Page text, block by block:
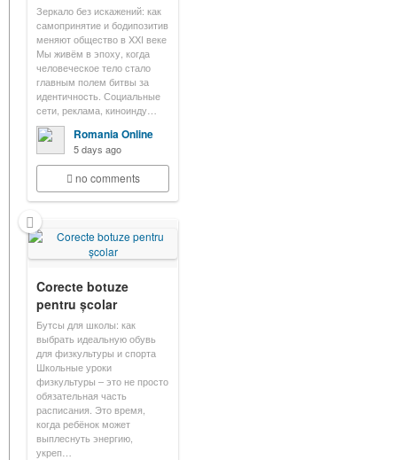
Зеркало без искажений: как
самопринятие и бодипозитив
меняют общество в XXI веке
Мы живём в эпоху, когда
человеческое тело стало
главным полем битвы за
идентичность. Социальные
сети, реклама, киноинду…
Romania Online
5 days ago
no comments
Corecte botuze
pentru școlar
Бутсы для школы: как
выбрать идеальную обувь
для физкультуры и спорта
Школьные уроки
физкультуры – это не просто
обязательная часть
расписания. Это время,
когда ребёнок может
выплеснуть энергию,
укреп…